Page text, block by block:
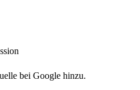
bei Google hinzu.